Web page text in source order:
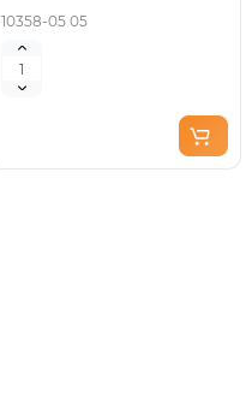
10358-05 05